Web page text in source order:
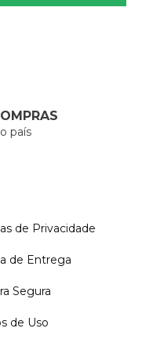
país
de Privacidade
de Entrega
Segura
de Uso